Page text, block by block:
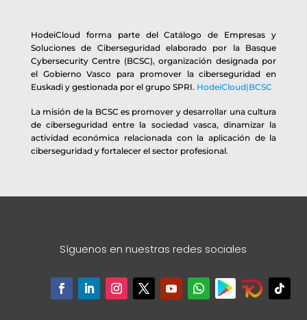
HodeiCloud forma parte del Catálogo de Empresas y
Soluciones de Ciberseguridad elaborado por la Basque
Cybersecurity Centre (BCSC), organización designada por
el Gobierno Vasco para promover la ciberseguridad en
Euskadi y gestionada por el grupo SPRI. HodeiCloud|BCSC
La misión de la BCSC es promover y desarrollar una cultura
de ciberseguridad entre la sociedad vasca, dinamizar la
actividad económica relacionada con la aplicación de la
ciberseguridad y fortalecer el sector profesional.
Síguenos en nuestras redes sociales